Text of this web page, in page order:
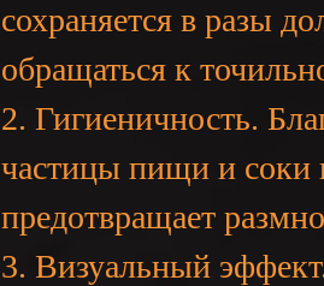
сохраняется в разы
обращаться к
2. Гигиеничность.
частицы пищи и соки
предотвращает
3. Визуальный